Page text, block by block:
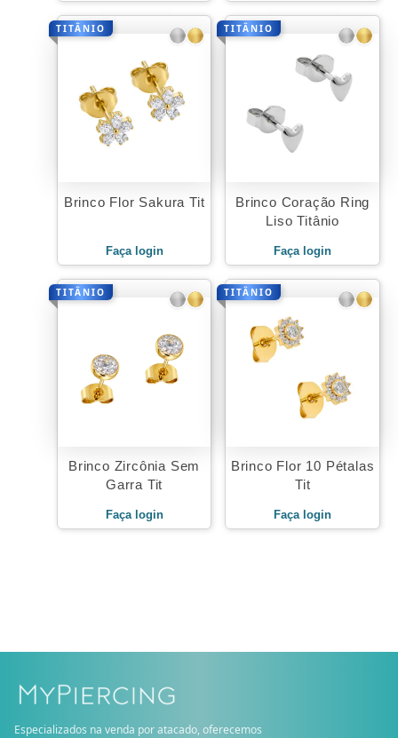
TITÂNIO
Brinco Flor Sakura Tit
Faça login
TITÂNIO
Brinco Coração Ring
Liso Titânio
Faça login
TITÂNIO
Brinco Zircônia Sem
Garra Tit
Faça login
TITÂNIO
Brinco Flor 10 Pétalas
Tit
Faça login
Especializados na venda por atacado, oferecemos